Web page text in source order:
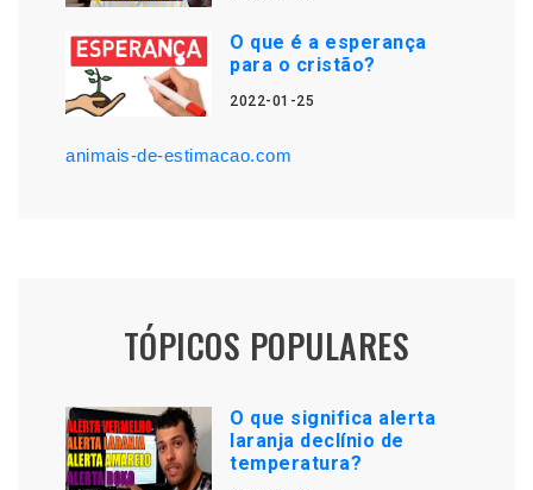
O que é a esperança
para o cristão?
2022-01-25
animais-de-estimacao.com
TÓPICOS POPULARES
O que significa alerta
laranja declínio de
temperatura?